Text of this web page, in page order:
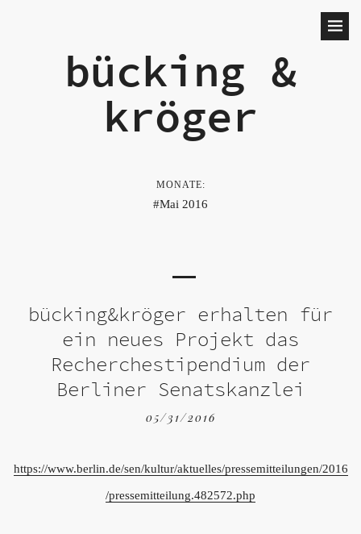
bücking &
kröger
MONATE:
Mai 2016
bücking&kröger erhalten für
ein neues Projekt das
Recherchestipendium der
Berliner Senatskanzlei
05/31/2016
https://www.berlin.de/sen/kultur/aktuelles/pressemitteilungen/2016
/pressemitteilung.482572.php